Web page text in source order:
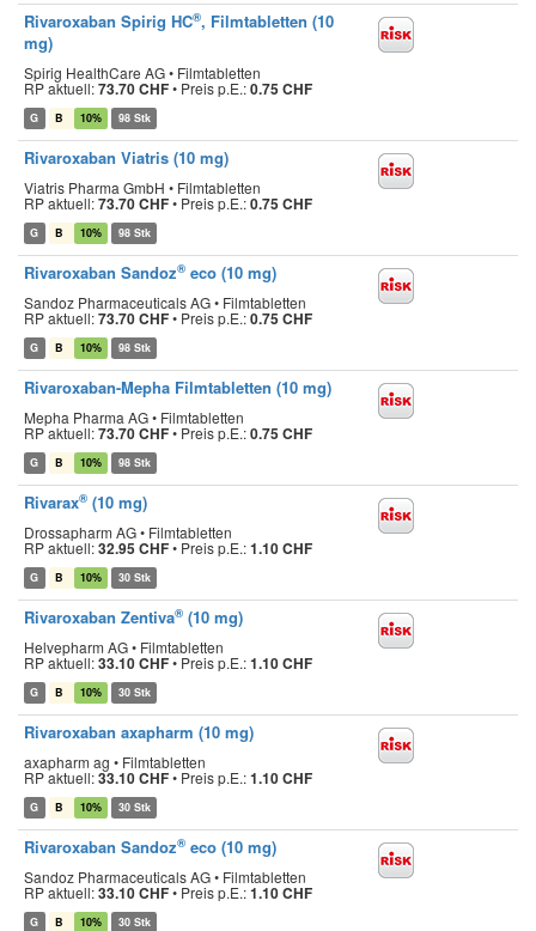
Rivaroxaban Spirig HC®, Filmtabletten (10
mg)
Spirig HealthCare AG • Filmtabletten
RP aktuell:73.70 CHF• Preis p.E.:0.75 CHF
G B 10% 98 Stk
Rivaroxaban Viatris (10 mg)
Viatris Pharma GmbH • Filmtabletten
RP aktuell:73.70 CHF• Preis p.E.:0.75 CHF
G B 10% 98 Stk
Rivaroxaban Sandoz® eco (10 mg)
Sandoz Pharmaceuticals AG • Filmtabletten
RP aktuell:73.70 CHF• Preis p.E.:0.75 CHF
G B 10% 98 Stk
Rivaroxaban-Mepha Filmtabletten (10 mg)
Mepha Pharma AG • Filmtabletten
RP aktuell:73.70 CHF• Preis p.E.:0.75 CHF
G B 10% 98 Stk
Rivarax® (10 mg)
Drossapharm AG • Filmtabletten
RP aktuell:32.95 CHF• Preis p.E.:1.10 CHF
G B 10% 30 Stk
Rivaroxaban Zentiva® (10 mg)
Helvepharm AG • Filmtabletten
RP aktuell:33.10 CHF• Preis p.E.:1.10 CHF
G B 10% 30 Stk
Rivaroxaban axapharm (10 mg)
axapharm ag • Filmtabletten
RP aktuell:33.10 CHF• Preis p.E.:1.10 CHF
G B 10% 30 Stk
Rivaroxaban Sandoz® eco (10 mg)
Sandoz Pharmaceuticals AG • Filmtabletten
RP aktuell:33.10 CHF• Preis p.E.:1.10 CHF
G B 10% 30 Stk